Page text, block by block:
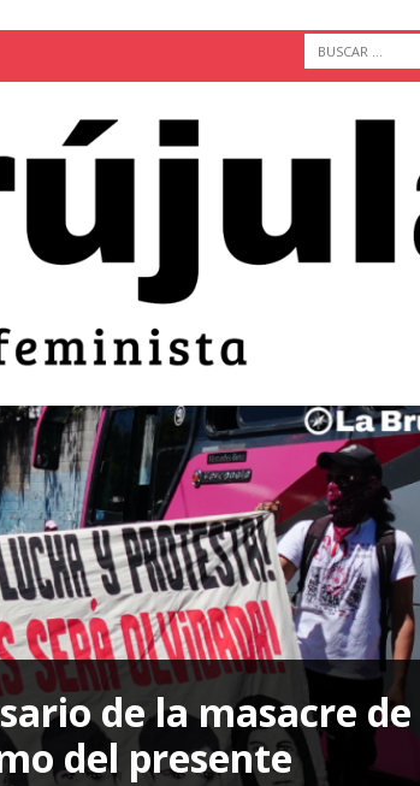
del territorio
el
del régimen de
de la masacre de
del presente